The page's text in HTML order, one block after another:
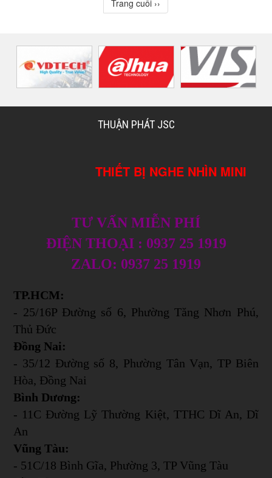
Trang cuối ››
THUẬN PHÁT JSC
THIẾT BỊ NGHE NHÌN MINI
TƯ VẤN MIỄN PHÍ
ĐIỆN THOẠI : 0937 25 1919
ZALO: 0937 25 1919
TP.HCM:
- 25/16P Đường số 6, Phường Tăng Nhơn Phú,
Thủ Đức
Đồng Nai:
- 35/12 Đường số 8, Phường Tân Vạn, TP Biên
Hòa, Đồng Nai
Bình Dương:
- 11C Đường Lỹ Thường Kiệt, TTHC Dĩ An, Dĩ
An
Vũng Tàu:
- 51C/18 Bình Gĩa, Phường 3, TP Vũng Tàu